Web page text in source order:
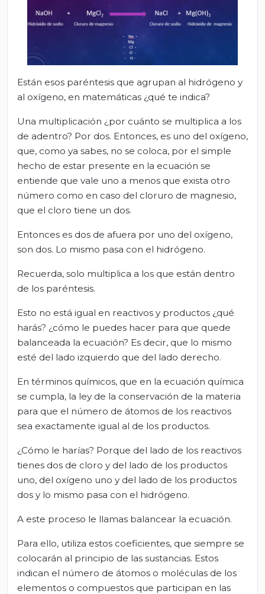
Están esos paréntesis que agrupan al hidrógeno y
al oxígeno, en matemáticas ¿qué te indica?
Una multiplicación ¿por cuánto se multiplica a los
de adentro? Por dos. Entonces, es uno del oxígeno,
que, como ya sabes, no se coloca, por el simple
hecho de estar presente en la ecuación se
entiende que vale uno a menos que exista otro
número como en caso del cloruro de magnesio,
que el cloro tiene un dos.
Entonces es dos de afuera por uno del oxígeno,
son dos. Lo mismo pasa con el hidrógeno.
Recuerda, solo multiplica a los que están dentro
de los paréntesis.
Esto no está igual en reactivos y productos ¿qué
harás? ¿cómo le puedes hacer para que quede
balanceada la ecuación? Es decir, que lo mismo
esté del lado izquierdo que del lado derecho.
En términos químicos, que en la ecuación química
se cumpla, la ley de la conservación de la materia
para que el número de átomos de los reactivos
sea exactamente igual al de los productos.
¿Cómo le harías? Porque del lado de los reactivos
tienes dos de cloro y del lado de los productos
uno, del oxígeno uno y del lado de los productos
dos y lo mismo pasa con el hidrógeno.
A este proceso le llamas balancear la ecuación.
Para ello, utiliza estos coeficientes, que siempre se
colocarán al principio de las sustancias. Estos
indican el número de átomos o moléculas de los
elementos o compuestos que participan en las